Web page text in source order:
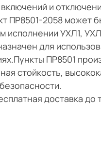
и
ПР8501-2058 может
исполнении УХЛ1,
для
ПР8501
стойкость,
доставка до